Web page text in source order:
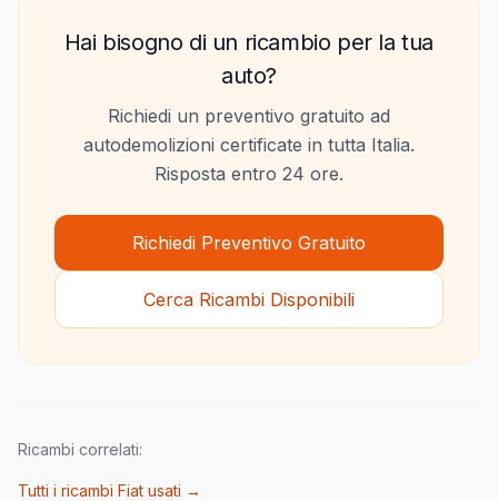
Hai bisogno di un ricambio per la tua
auto?
Richiedi un preventivo gratuito ad
autodemolizioni certificate in tutta Italia.
Risposta entro 24 ore.
Richiedi Preventivo Gratuito
Cerca Ricambi Disponibili
Ricambi correlati:
Tutti i ricambi Fiat usati →